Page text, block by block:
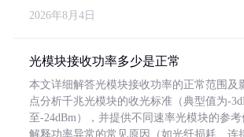
2026年8月4日
光模块接收功率多少是正常
本文详细解答光模块接收功率的正常范围及
点分析千兆光模块的收光标准（典型值为-
至-24dBm），并提供不同速率光模块的参
解释功率异常的常见原因（如光纤损耗、连